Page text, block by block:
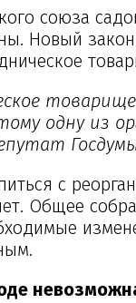
союза
Новый
одну из
с
Общее